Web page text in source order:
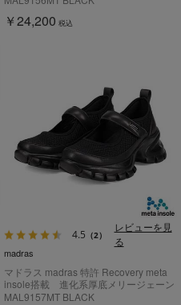
￥24,200 税込
4.5 （2）
レビューを見
る
madras
マドラス madras 特許 Recovery meta
insole搭載 進化系厚底メリージェーン
スニーカー MAL9157MT
MAL9157MT BLACK